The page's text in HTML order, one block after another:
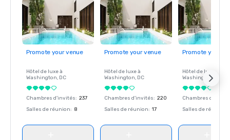
Promote your venue
Hôtel de luxe à
Washington, DC
Chambres d'invités: 237
Salles de réunion: 8
Promote your venue
Hôtel de luxe à
Washington, DC
Chambres d'invités: 220
Salles de réunion: 17
Promote your
Hôtel de luxe à
Washington
Chambres
Salles de réunion